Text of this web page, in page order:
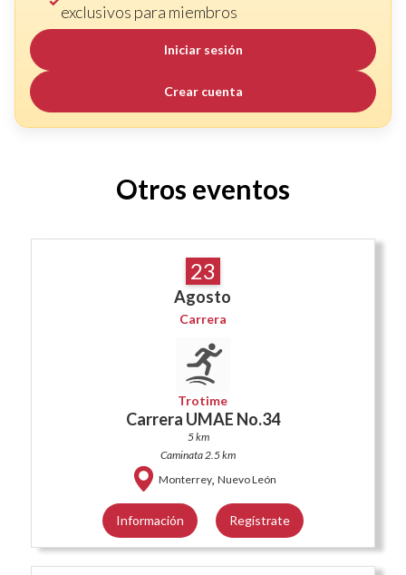
exclusivos para miembros
Iniciar sesión
Crear cuenta
Otros eventos
23
Agosto
Carrera
Trotime
Carrera UMAE No.34
5 km
Caminata 2.5 km
Monterrey, Nuevo León
Información Regístrate